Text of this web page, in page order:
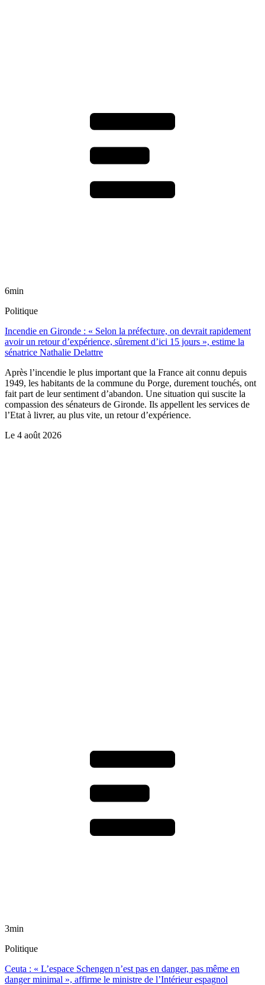
6min
Politique
Incendie en Gironde : « Selon la préfecture, on devrait rapidement
avoir un retour d’expérience, sûrement d’ici 15 jours », estime la
sénatrice Nathalie Delattre
Après l’incendie le plus important que la France ait connu depuis
1949, les habitants de la commune du Porge, durement touchés, ont
fait part de leur sentiment d’abandon. Une situation qui suscite la
compassion des sénateurs de Gironde. Ils appellent les services de
l’Etat à livrer, au plus vite, un retour d’expérience.
Le 4 août 2026
3min
Politique
Ceuta : « L’espace Schengen n’est pas en danger, pas même en
danger minimal », affirme le ministre de l’Intérieur espagnol